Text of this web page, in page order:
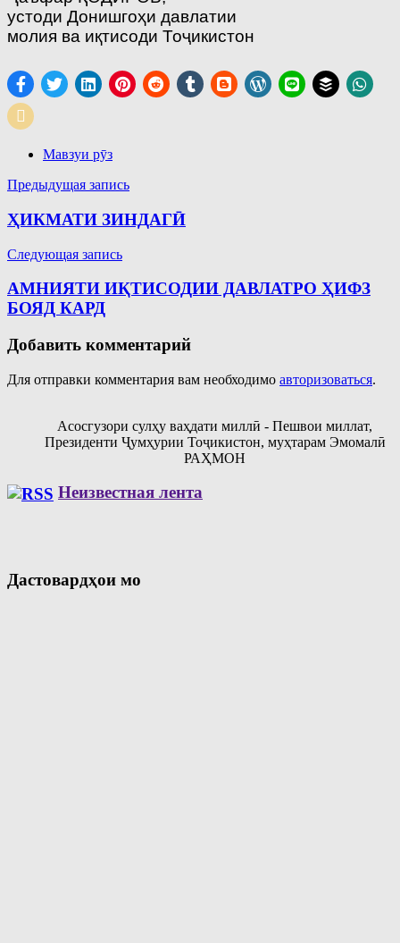
устоди Донишгоҳи давлатии
молия ва иқтисоди Тоҷикистон
Мавзуи рӯз
Навигация
по
записям
Предыдущая запись
ҲИКМАТИ ЗИНДАГӢ
Следующая запись
АМНИЯТИ ИҚТИСОДИИ ДАВЛАТРО ҲИФЗ
БОЯД КАРД
Добавить комментарий
Для отправки комментария вам необходимо авторизоваться.
Асосгузори сулҳу ваҳдати миллӣ - Пешвои миллат,
Президенти Ҷумҳурии Тоҷикистон, муҳтарам Эмомалӣ
РАҲМОН
Неизвестная лента
Дастовардҳои мо